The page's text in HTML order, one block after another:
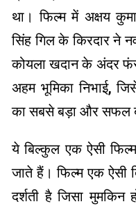
था। फिल्म में अक्षय
सिंह गिल के किरदार ने
कोयला खदान के अंदर
अहम भूमिका निभाई,
का सबसे बड़ा और सफल
ये बिल्कुल एक ऐसी
जाते हैं। फिल्म एक ऐसी
दर्शती है जिसा मुमकिन